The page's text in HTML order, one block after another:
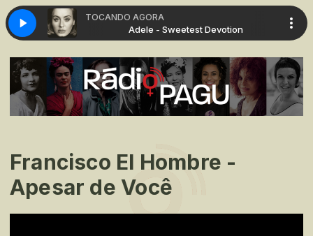
TOCANDO AGORA
Devotion Adele - Sweetest Devotion
Francisco El Hombre -
Apesar de Você